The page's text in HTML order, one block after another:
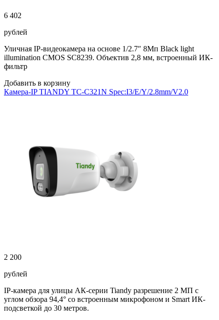
6 402
рублей
Уличная IP-видеокамера на основе 1/2.7″ 8Мп Black light
illumination CMOS SC8239. Объектив 2,8 мм, встроенный ИК-
фильтр
Добавить в корзину
Камера-IP TIANDY TC-C321N Spec:I3/E/Y/2.8mm/V2.0
2 200
рублей
IP-камера для улицы АК-серии Tiandy разрешение 2 МП с
углом обзора 94,4° со встроенным микрофоном и Smart ИК-
подсветкой до 30 метров.